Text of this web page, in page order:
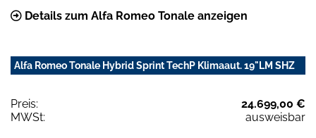
Details zum Alfa Romeo Tonale anzeigen
Alfa Romeo Tonale Hybrid Sprint TechP Klimaaut. 19"LM SHZ
Preis:
24.699,00 €
MWSt:
ausweisbar